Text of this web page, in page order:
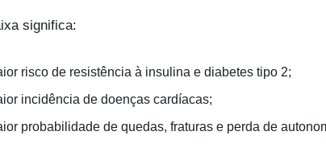
significa:
risco de resistência à insulina e diabetes tipo 2;
incidência de doenças cardíacas;
probabilidade de quedas, fraturas e perda de